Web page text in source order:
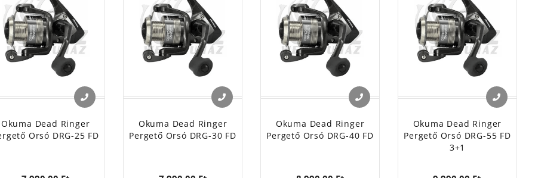
Okuma Dead Ringer
Orsó DRG-25 FD
Okuma Dead Ringer
Pergető Orsó DRG-30 FD
Okuma Dead Ringer
Pergető Orsó DRG-40 FD
Okuma Dead Ringer
Pergető Orsó DRG-55 FD
3+1